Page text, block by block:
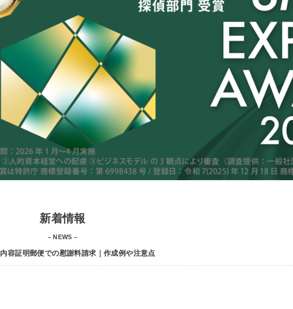
新着情報
– NEWS –
内容証明郵便での慰謝料請求｜作成例や注意点